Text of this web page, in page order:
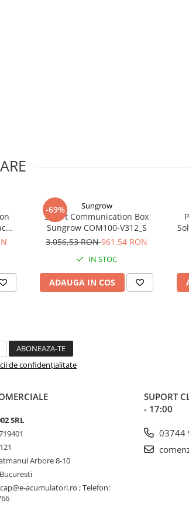
-69% Sungrow
Smart Communication Box
Sungrow COM100-V312_S
3.056,53 RON961,54 RON
IN STOC
ADAUGA IN COS
de confidențialitate
SRL
Arbore 8-10
acumulatori.ro ; Telefon:
SUPORT
- 17:00
03744